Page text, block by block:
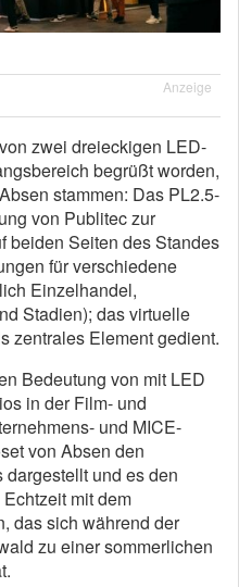
Anzeige
zwei dreieckigen LED-
begrüßt worden,
stammen: Das PL2.5-
von Publitec zur
beiden Seiten des Standes
für verschiedene
Einzelhandel,
Stadien); das virtuelle
zentrales Element gedient.
Bedeutung von mit LED
in der Film- und
und MICE-
von Absen den
und es den
mit dem
das sich während der
zu einer sommerlichen